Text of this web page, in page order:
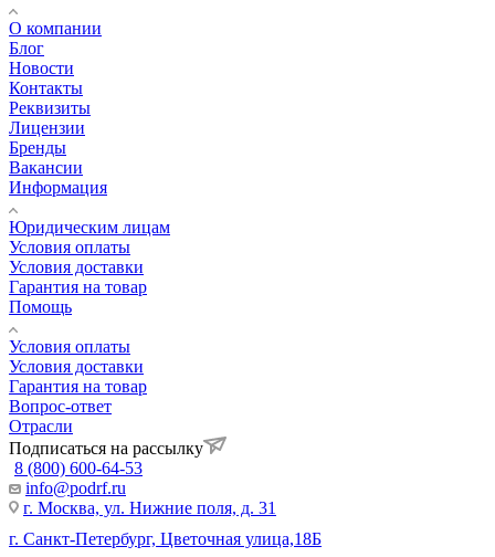
О компании
Блог
Новости
Контакты
Реквизиты
Лицензии
Бренды
Вакансии
Информация
Юридическим лицам
Условия оплаты
Условия доставки
Гарантия на товар
Помощь
Условия оплаты
Условия доставки
Гарантия на товар
Вопрос-ответ
Отрасли
Подписаться на рассылку
8 (800) 600-64-53
info@podrf.ru
г. Москва, ул. Нижние поля, д. 31
г. Санкт-Петербург, Цветочная улица,18Б